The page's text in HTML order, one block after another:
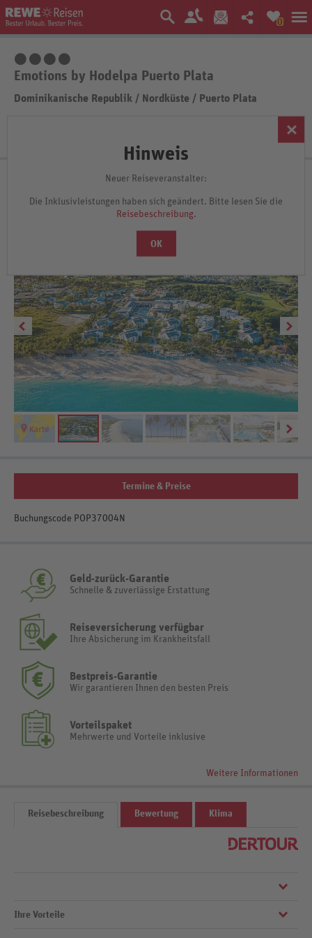
0
Emotions by Hodelpa Puerto Plata
Dominikanische Republik / Nordküste / Puerto Plata
199 Bewertungen
Auf Karte anzeigen
Termine & Preise
Buchungscode POP37004N
Geld-zurück-Garantie
Schnelle & zuverlässige Erstattung
Reiseversicherung verfügbar
Ihre Absicherung im Krankheitsfall
Bestpreis-Garantie
Wir garantieren Ihnen den besten Preis
Vorteilspaket
Mehrwerte und Vorteile inklusive
Weitere Informationen
Reisebeschreibung Bewertung Klima
Die All-Inclusive-Hotelanlage begeistert mit modernem Komfort und
Ihre Vorteile
Hinweis
Neuer Reiseveranstalter:
Die Inklusivleistungen haben sich geändert. Bitte lesen Sie die
Reisebeschreibung.
OK